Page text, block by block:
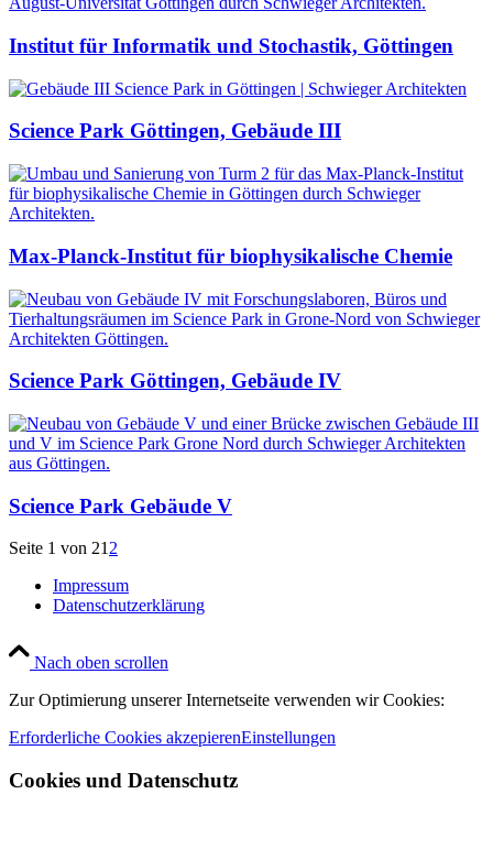
Institut für Informatik und Stochastik, Göttingen
Science Park Göttingen, Gebäude III
Max-Planck-Institut für biophysikalische Chemie
Science Park Göttingen, Gebäude IV
Science Park Gebäude V
Seite 1 von 21 2
Impressum
Datenschutzerklärung
Nach oben scrollen
Zur Optimierung unserer Internetseite verwenden wir Cookies:
Erforderliche Cookies akzepierenEinstellungen
Cookies und Datenschutz